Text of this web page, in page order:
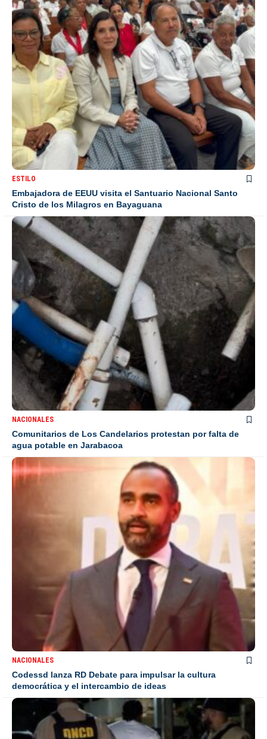
ESTILO
Embajadora de EEUU visita el Santuario Nacional Santo
Cristo de los Milagros en Bayaguana
NACIONALES
Comunitarios de Los Candelarios protestan por falta de
agua potable en Jarabacoa
NACIONALES
Codessd lanza RD Debate para impulsar la cultura
democrática y el intercambio de ideas